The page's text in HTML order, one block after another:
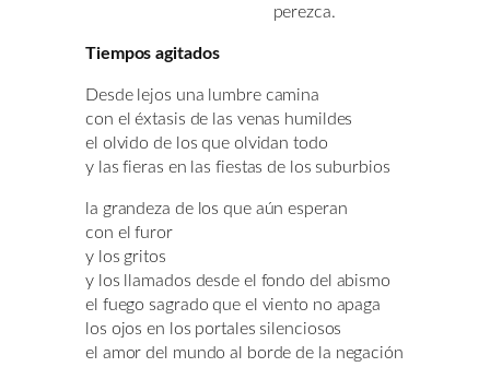
perezca.
Tiempos agitados
Desde lejos una lumbre camina
con el éxtasis de las venas humildes
el olvido de los que olvidan todo
y las fieras en las fiestas de los suburbios
la grandeza de los que aún esperan
con el furor
y los gritos
y los llamados desde el fondo del abismo
el fuego sagrado que el viento no apaga
los ojos en los portales silenciosos
el amor del mundo al borde de la negación